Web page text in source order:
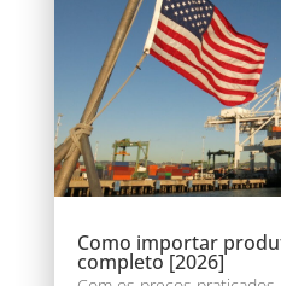
Como importar
completo [2026]